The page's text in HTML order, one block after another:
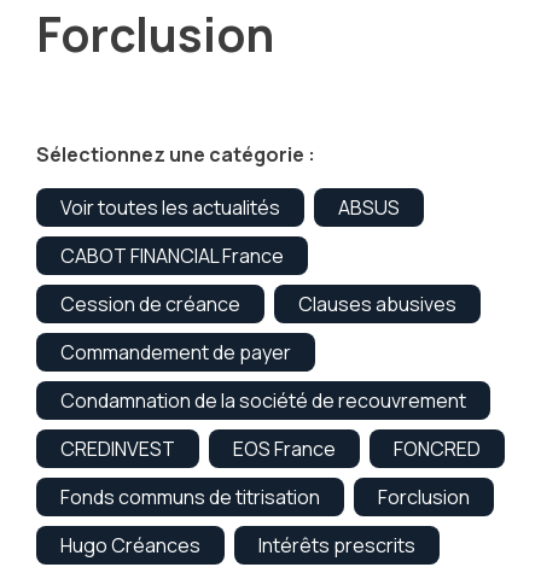
Forclusion
Sélectionnez une catégorie :
Voir toutes les actualités
ABSUS
CABOT FINANCIAL France
Cession de créance
Clauses abusives
Commandement de payer
Condamnation de la société de recouvrement
CREDINVEST
EOS France
FONCRED
Fonds communs de titrisation
Forclusion
Hugo Créances
Intérêts prescrits